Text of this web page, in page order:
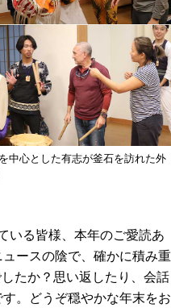
中心とした有志が釜石を訪れた外
いる皆様、本年のご愛読あ
ースの陰で、確かに積み重
たか？思い返したり、会話
。どうぞ穏やかな年末をお